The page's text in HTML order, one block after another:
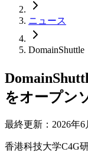
ニュース
をオープン
最終更新：2026年6
香港科技大学C4G